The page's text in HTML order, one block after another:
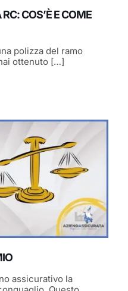
COS’È E COME
polizza del ramo
ottenuto […]
assicurativo la